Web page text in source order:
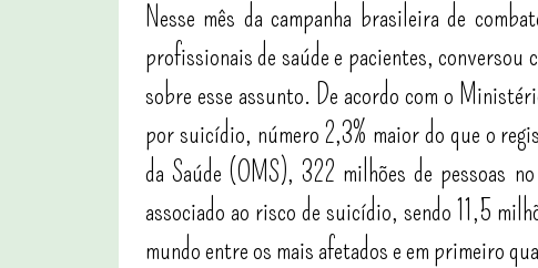
Nesse mês da campanha brasileira de
profissionais de saúde e pacientes, conversou
sobre esse assunto. De acordo com o
por suicídio, número 2,3% maior do que o
da Saúde (OMS), 322 milhões de pessoas
associado ao risco de suicídio, sendo 11,5
mundo entre os mais afetados e em primeiro